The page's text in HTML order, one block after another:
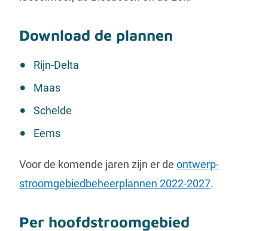
Download de plannen
Rijn-Delta
Maas
Schelde
Eems
Voor de komende jaren zijn er de ontwerp-
stroomgebiedbeheerplannen 2022-2027.
Per hoofdstroomgebied